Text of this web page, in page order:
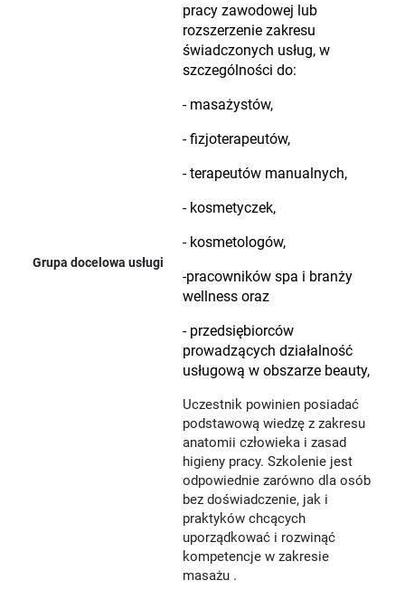
Grupa docelowa usługi
pracy zawodowej lub
rozszerzenie zakresu
świadczonych usług, w
szczególności do:
- masażystów,
- fizjoterapeutów,
- terapeutów manualnych,
- kosmetyczek,
- kosmetologów,
-pracowników spa i branży
wellness oraz
- przedsiębiorców
prowadzących działalność
usługową w obszarze beauty,
Uczestnik powinien posiadać
podstawową wiedzę z zakresu
anatomii człowieka i zasad
higieny pracy. Szkolenie jest
odpowiednie zarówno dla osób
bez doświadczenie, jak i
praktyków chcących
uporządkować i rozwinąć
kompetencje w zakresie
masażu .